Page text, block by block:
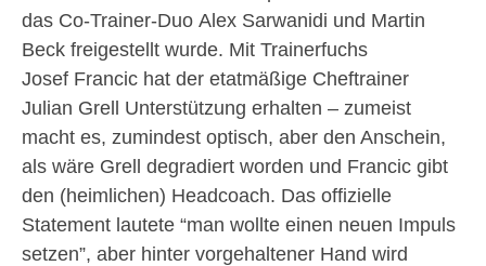
das Co-Trainer-Duo Alex Sarwanidi und Martin
Beck freigestellt wurde. Mit Trainerfuchs
Josef Francic hat der etatmäßige Cheftrainer
Julian Grell Unterstützung erhalten – zumeist
macht es, zumindest optisch, aber den Anschein,
als wäre Grell degradiert worden und Francic gibt
den (heimlichen) Headcoach. Das offizielle
Statement lautete “man wollte einen neuen Impuls
setzen”, aber hinter vorgehaltener Hand wird